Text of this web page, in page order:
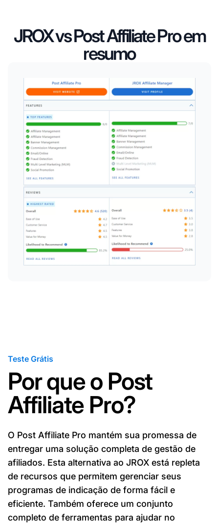
JROX vs Post Affiliate Pro em
resumo
Teste Grátis
Por que o Post
Affiliate Pro?
O Post Affiliate Pro mantém sua promessa de
entregar uma solução completa de gestão de
afiliados. Esta alternativa ao JROX está repleta
de recursos que permitem gerenciar seus
programas de indicação de forma fácil e
eficiente. Também oferece um conjunto
completo de ferramentas para ajudar no